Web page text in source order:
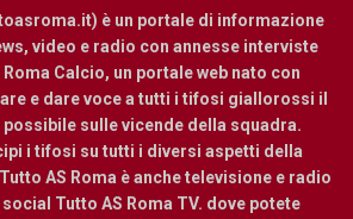
è un portale di informazione
video e radio con annesse interviste
Calcio, un portale web nato con
e dare voce a tutti i tifosi giallorossi il
sulle vicende della squadra.
i tifosi su tutti i diversi aspetti della
AS Roma è anche televisione e radio
Tutto AS Roma TV. dove potete